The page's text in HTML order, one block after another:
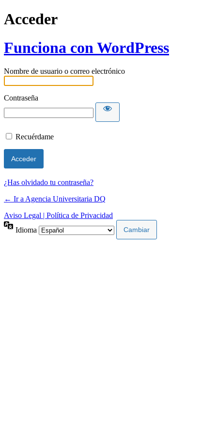
Acceder
Funciona con WordPress
Nombre de usuario o correo electrónico
Contraseña
Recuérdame
¿Has olvidado tu contraseña?
← Ir a Agencia Universitaria DQ
Aviso Legal | Política de Privacidad
Idioma